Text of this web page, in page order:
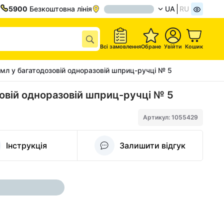
5900 Безкоштовна лінія UA RU
Всі замовленняОбране Увійти Кошик
у багатодозовій одноразовій шприц-ручці № 5
одноразовій шприц-ручці № 5
Артикул: 1055429
Інструкція Залишити відгук